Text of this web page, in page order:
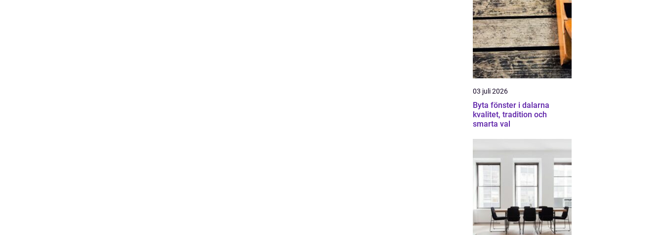
03 juli 2026
Byta fönster i dalarna
kvalitet, tradition och
smarta val